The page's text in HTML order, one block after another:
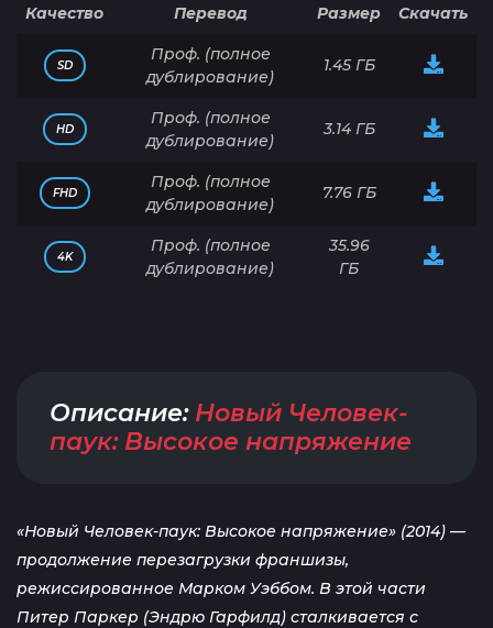
Качество Перевод Размер Скачать
SD
Проф. (полное
дублирование)
1.45 ГБ
HD
Проф. (полное
дублирование)
3.14 ГБ
FHD
Проф. (полное
дублирование)
7.76 ГБ
4K
Проф. (полное
дублирование)
35.96
ГБ
Описание: Новый Человек-
паук: Высокое напряжение
«Новый Человек-паук: Высокое напряжение» (2014) —
продолжение перезагрузки франшизы,
режиссированное Марком Уэббом. В этой части
Питер Паркер (Эндрю Гарфилд) сталкивается с